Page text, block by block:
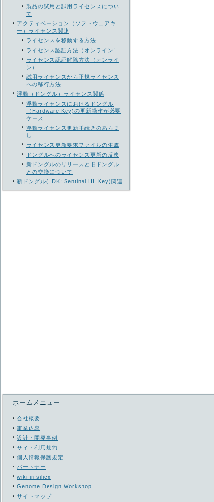
製品の試用と試用ライセンスについ
て
アクティベーション（ソフトウェアキ
ー）ライセンス関連
ライセンスを移動する方法
ライセンス認証方法（オンライン）
ライセンス認証解除方法（オンライ
ン）
試用ライセンスから正規ライセンス
への移行方法
浮動（ドングル）ライセンス関係
浮動ライセンスにおけるドングル
（Hardware Key)の更新操作が必要
ケース
浮動ライセンス更新手続きのあらま
し
ライセンス更新要求ファイルの生成
ドングルへのライセンス更新の反映
新ドングルのリリースと旧ドングル
との交換について
新ドングル(LDK: Sentinel HL Key)関連
ホームメニュー
会社概要
事業内容
設計・開発事例
サイト利用規約
個人情報保護規定
パートナー
wiki in silico
Genome Design Workshop
サイトマップ